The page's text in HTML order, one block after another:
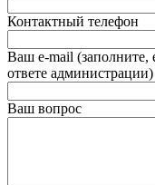
Контактный телефон
Ваш e-mail (заполните,
ответе администрации)
Ваш вопрос